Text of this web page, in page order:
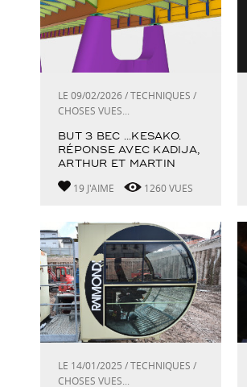
LE 09/02/2026 / TECHNIQUES /
CHOSES VUES...
BUT 3 BEC ...KESAKO.
RÉPONSE AVEC KADIJA,
ARTHUR ET MARTIN
19 J'AIME
1260 VUES
LE 14/01/2025 / TECHNIQUES /
CHOSES VUES...